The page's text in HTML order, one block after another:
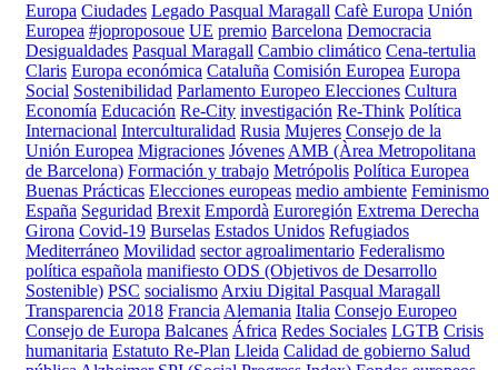
Europa Ciudades Legado Pasqual Maragall Cafè Europa Unión
Europea #joproposoue UE premio Barcelona Democracia
Desigualdades Pasqual Maragall Cambio climático Cena-tertulia
Claris Europa económica Cataluña Comisión Europea Europa
Social Sostenibilidad Parlamento Europeo Elecciones Cultura
Economía Educación Re-City investigación Re-Think Política
Internacional Interculturalidad Rusia Mujeres Consejo de la
Unión Europea Migraciones Jóvenes AMB (Àrea Metropolitana
de Barcelona) Formación y trabajo Metrópolis Política Europea
Buenas Prácticas Elecciones europeas medio ambiente Feminismo
España Seguridad Brexit Empordà Euroregión Extrema Derecha
Girona Covid-19 Burselas Estados Unidos Refugiados
Mediterráneo Movilidad sector agroalimentario Federalismo
política española manifiesto ODS (Objetivos de Desarrollo
Sostenible) PSC socialismo Arxiu Digital Pasqual Maragall
Transparencia 2018 Francia Alemania Italia Consejo Europeo
Consejo de Europa Balcanes África Redes Sociales LGTB Crisis
humanitaria Estatuto Re-Plan Lleida Calidad de gobierno Salud